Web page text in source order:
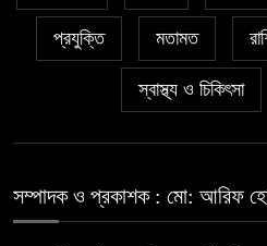
প্রযুক্তি মতামত
স্বাস্থ্য ও চিকিৎসা
সম্পাদক ও প্রকাশক : মো: আরিফ